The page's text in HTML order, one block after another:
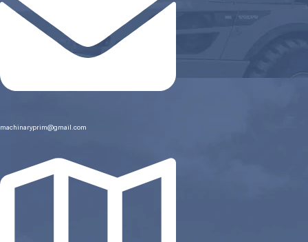
machinaryprim@gmail.com